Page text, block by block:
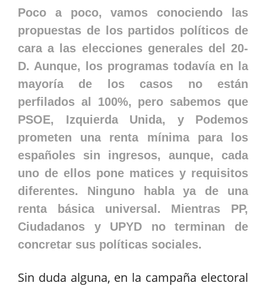
(Twitter)
Poco a poco, vamos conociendo las
propuestas de los partidos políticos de
cara a las elecciones generales del 20-
D. Aunque, los programas todavía en la
mayoría de los casos no están
perfilados al 100%, pero sabemos que
PSOE, Izquierda Unida, y Podemos
prometen una renta mínima para los
españoles sin ingresos, aunque, cada
uno de ellos pone matices y requisitos
diferentes. Ninguno habla ya de una
renta básica universal. Mientras PP,
Ciudadanos y UPYD no terminan de
concretar sus políticas sociales.
Sin duda alguna, en la campaña electoral